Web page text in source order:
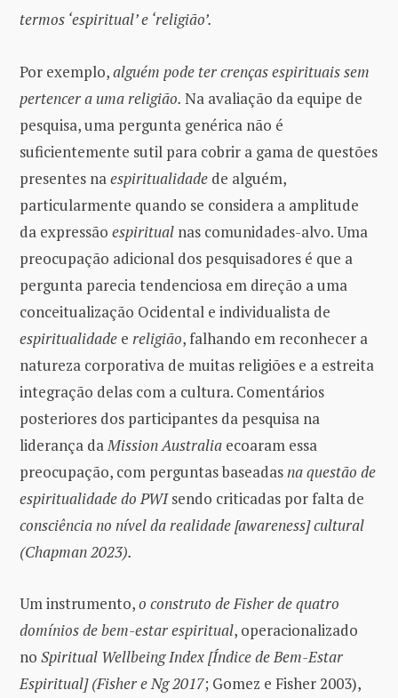
termos ‘espiritual’ e ‘religião’.
Por exemplo,alguém pode ter crenças espirituais sem
pertencer a uma religião. Na avaliação da equipe de
pesquisa, uma pergunta genérica não é
suficientemente sutil para cobrir a gama de questões
presentes na espiritualidade de alguém,
particularmente quando se considera a amplitude
da expressão espiritual nas comunidades-alvo. Uma
preocupação adicional dos pesquisadores é que a
pergunta parecia tendenciosa em direção a uma
conceitualização Ocidental e individualista de
espiritualidade e religião, falhando em reconhecer a
natureza corporativa de muitas religiões e a estreita
integração delas com a cultura. Comentários
posteriores dos participantes da pesquisa na
liderança da Mission Australia ecoaram essa
preocupação, com perguntas baseadas na questão de
espiritualidade do PWIsendo criticadas por falta de
consciência no nível da realidade [awareness] cultural
(Chapman 2023).
Um instrumento,o construto de Fisher de quatro
domínios de bem-estar espiritual, operacionalizado
no Spiritual Wellbeing Index [Índice de Bem-Estar
Espiritual] (Fisher e Ng 2017; Gomez e Fisher 2003),